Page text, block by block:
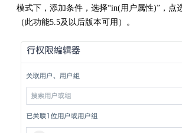
模式下，添加条件，选择“in(用户属性)”，点
（此功能5.5及以后版本可用）。